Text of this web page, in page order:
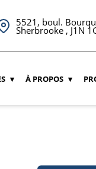
5521, boul.
Sherbrooke , J1N
À PROPOS